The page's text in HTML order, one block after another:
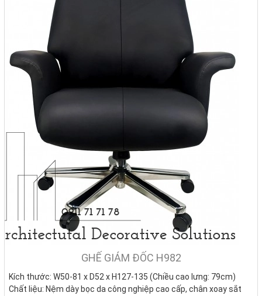
GHẾ GIÁM ĐỐC H982
Kích thước: W50-81 x D52 x H127-135 (Chiều cao lưng: 79cm)
Chất liệu: Nệm dày bọc da công nghiệp cao cấp, chân xoay sắt